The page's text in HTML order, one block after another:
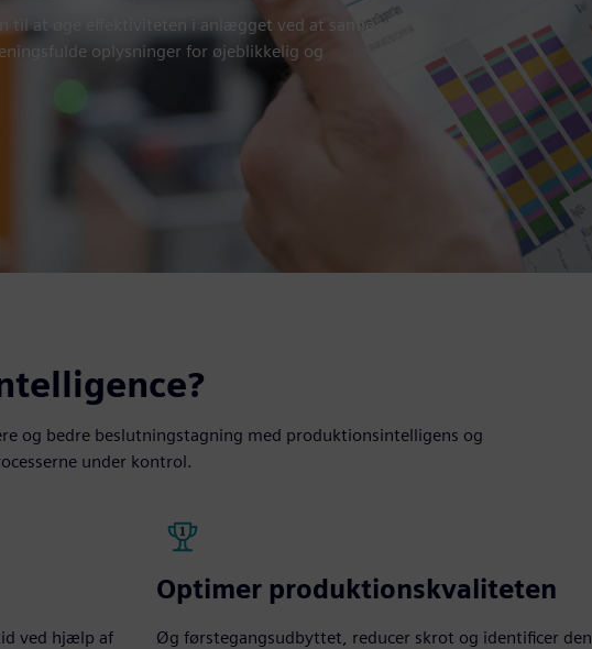
til at øge effektiviteten i anlægget ved at samle
oplysninger for øjeblikkelig og
og bedre beslutningstagning med produktionsintelligens og
under kontrol.
ved hjælp af
Optimer produktionskvaliteten
Øg førstegangsudbyttet, reducer skrot og identificer den